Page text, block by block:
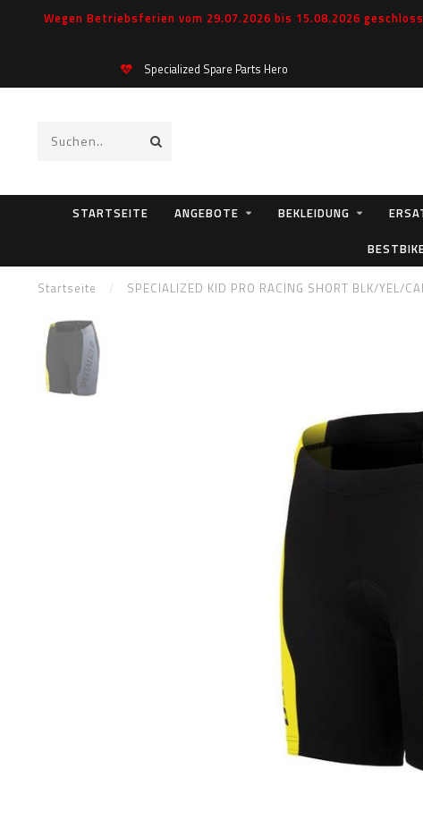
Wegen Betriebsferien vom 29.07.2026 bis 15.08.2026
Specialized Spare Parts Hero
STARTSEITE ANGEBOTE BEKLEIDUNG
Startseite / SPECIALIZED KID PRO RACING SHORT BLK/YEL/